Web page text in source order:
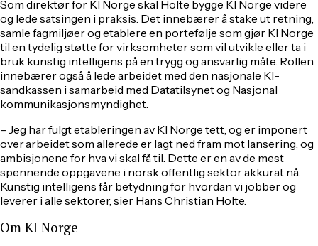
Som direktør for KI Norge skal Holte bygge KI Norge videre
og lede satsingen i praksis. Det innebærer å stake ut retning,
samle fagmiljøer og etablere en portefølje som gjør KI Norge
til en tydelig støtte for virksomheter som vil utvikle eller ta i
bruk kunstig intelligens på en trygg og ansvarlig måte. Rollen
innebærer også å lede arbeidet med den nasjonale KI-
sandkassen i samarbeid med Datatilsynet og Nasjonal
kommunikasjonsmyndighet.
– Jeg har fulgt etableringen av KI Norge tett, og er imponert
over arbeidet som allerede er lagt ned fram mot lansering, og
ambisjonene for hva vi skal få til. Dette er en av de mest
spennende oppgavene i norsk offentlig sektor akkurat nå.
Kunstig intelligens får betydning for hvordan vi jobber og
leverer i alle sektorer, sier Hans Christian Holte.
Om KI Norge